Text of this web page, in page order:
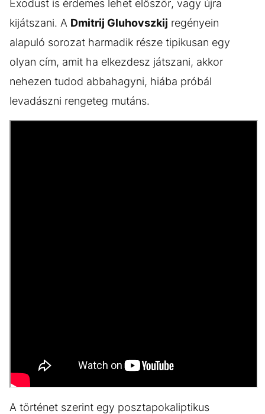
Exodust is érdemes lehet először, vagy újra
kijátszani. A Dmitrij Gluhovszkij regényein
alapuló sorozat harmadik része tipikusan egy
olyan cím, amit ha elkezdesz játszani, akkor
nehezen tudod abbahagyni, hiába próbál
levadászni rengeteg mutáns.
A történet szerint egy posztapokaliptikus